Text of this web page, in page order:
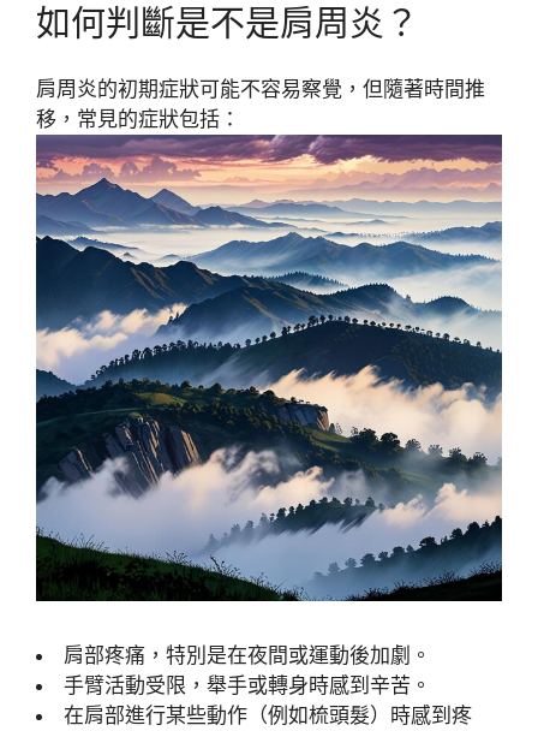
如何判斷是不是肩周炎？
肩周炎的初期症狀可能不容易察覺，但隨著時間推
移，常見的症狀包括：
肩部疼痛，特別是在夜間或運動後加劇。
手臂活動受限，舉手或轉身時感到辛苦。
在肩部進行某些動作（例如梳頭髮）時感到疼